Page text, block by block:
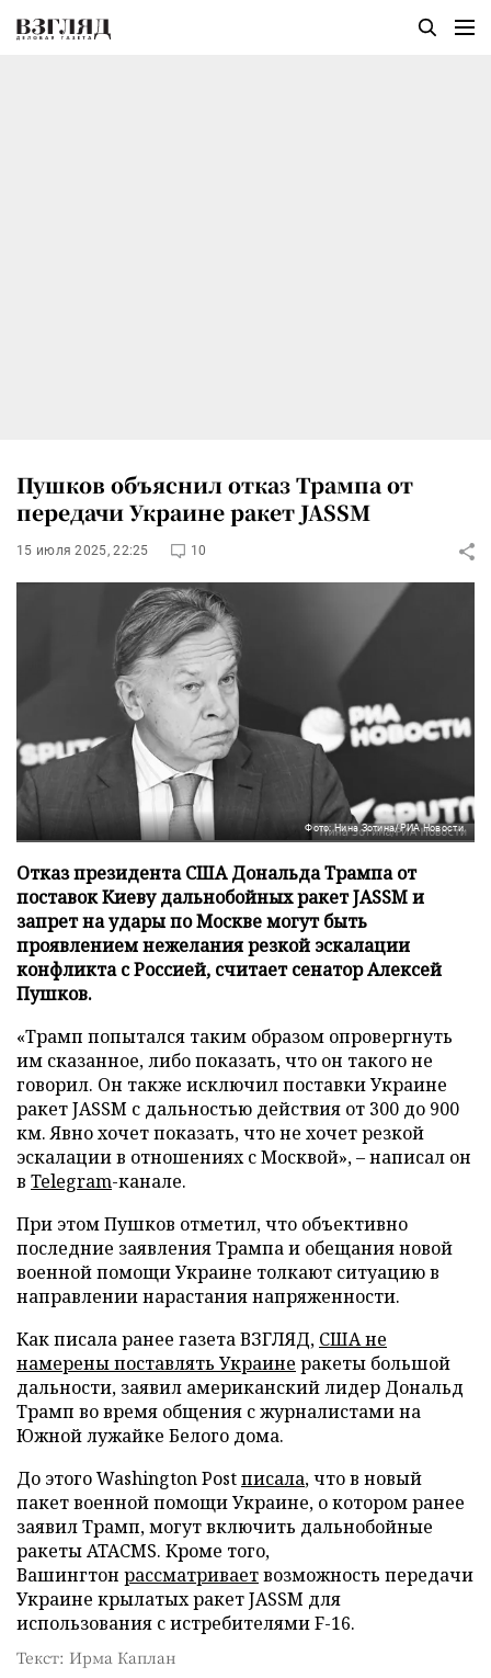
Пушков объяснил отказ Трампа от
передачи Украине ракет JASSM
15 июля 2025, 22:25 10
Фото: Нина Зотина/РИА Новости
Отказ президента США Дональда Трампа от
поставок Киеву дальнобойных ракет JASSM и
запрет на удары по Москве могут быть
проявлением нежелания резкой эскалации
конфликта с Россией, считает сенатор Алексей
Пушков.
«Трамп попытался таким образом опровергнуть
им сказанное, либо показать, что он такого не
говорил. Он также исключил поставки Украине
ракет JASSM с дальностью действия от 300 до 900
км. Явно хочет показать, что не хочет резкой
эскалации в отношениях с Москвой», – написал он
в Telegram-канале.
При этом Пушков отметил, что объективно
последние заявления Трампа и обещания новой
военной помощи Украине толкают ситуацию в
направлении нарастания напряженности.
Как писала ранее газета ВЗГЛЯД, США не
намерены поставлять Украине ракеты большой
дальности, заявил американский лидер Дональд
Трамп во время общения с журналистами на
Южной лужайке Белого дома.
До этого Washington Postписала, что в новый
пакет военной помощи Украине, о котором ранее
заявил Трамп, могут включить дальнобойные
ракеты ATACMS. Кроме того,
Вашингтон рассматриваетвозможность передачи
Украине крылатых ракет JASSM для
использования с истребителями F-16.
Текст: Ирма Каплан